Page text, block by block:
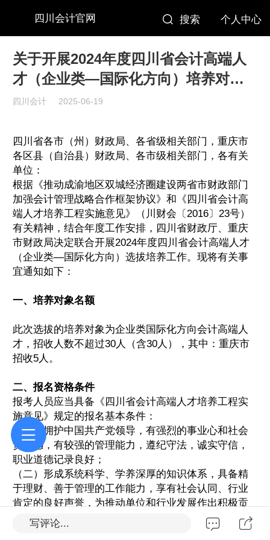
四川会计官网 搜索 个人中心
关于开展2024年度四川省会计高端人
才（企业类—国际化方向）培养对象
考试选拔工作有关事宜的通知
四川会计 2025-06-19
四川省各市（州）财政局、各省级相关部门，重庆市
各区县（自治县）财政局、各市级相关部门，各有关
单位：
根据《推动成渝地区双城经济圈建设两省市财政部门
加强会计管理战略合作框架协议》和《四川省会计高
端人才培养工程实施意见》（川财会〔2016〕23号）
有关精神，结合年度工作安排，四川省财政厅、重庆
市财政局决定联合开展2024年度四川省会计高端人才
（企业类—国际化方向）选拔培养工作。现将有关事
宜通知如下：
一、培养对象名额
此次选拔的培养对象为企业类国际化方向会计高端人
才，招收人数不超过30人（含30人），其中：重庆市
招收5人。
二、报名资格条件
报考人员应当具备《四川省会计高端人才培养工程实
施意见》规定的报名基本条件：
（一）拥护中国共产党领导，有强烈的事业心和社会
责任感，有较强的管理能力，遵纪守法，诚实守信，
职业道德记录良好；
（二）形成系统科学、学养深厚的知识体系，具备精
于理财、善于管理的工作能力，享有社会认同、行业
肯定的良好声誉，为推动单位和行业发展作出积极贡
献；
（三）一般应具有大学本科及以上学历，具有一定的
写评论...